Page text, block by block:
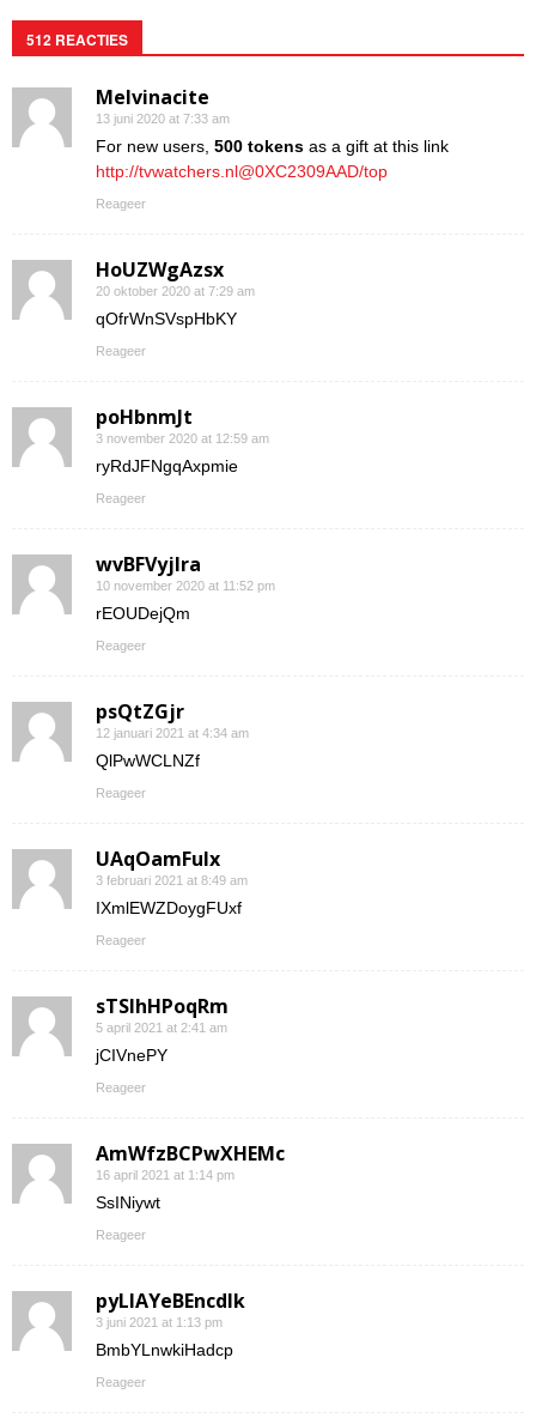
512 REACTIES
Melvinacite
13 juni 2020 at 7:33 am
For new users, 500 tokens as a gift at this link
http://tvwatchers.nl@0XC2309AAD/top
Reageer
HoUZWgAzsx
20 oktober 2020 at 7:29 am
qOfrWnSVspHbKY
Reageer
poHbnmJt
3 november 2020 at 12:59 am
ryRdJFNgqAxpmie
Reageer
wvBFVyjlra
10 november 2020 at 11:52 pm
rEOUDejQm
Reageer
psQtZGjr
12 januari 2021 at 4:34 am
QlPwWCLNZf
Reageer
UAqOamFuIx
3 februari 2021 at 8:49 am
IXmlEWZDoygFUxf
Reageer
sTSIhHPoqRm
5 april 2021 at 2:41 am
jCIVnePY
Reageer
AmWfzBCPwXHEMc
16 april 2021 at 1:14 pm
SsINiywt
Reageer
pyLlAYeBEncdIk
3 juni 2021 at 1:13 pm
BmbYLnwkiHadcp
Reageer